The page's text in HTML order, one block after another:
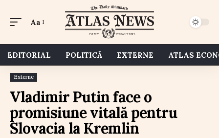
Aa
EDITORIAL POLITICĂ EXTERNE ATLAS
Externe
Vladimir Putin face o
promisiune vitală pentru
Slovacia la Kremlin